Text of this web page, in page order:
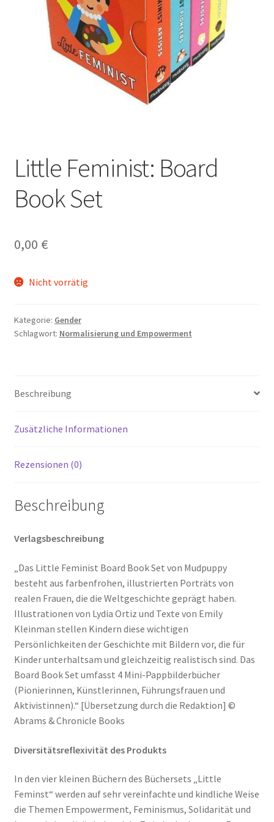
Little Feminist: Board
Book Set
0,00 €
Nicht vorrätig
Kategorie: Gender
Schlagwort: Normalisierung und Empowerment
Beschreibung
Zusätzliche Informationen
Rezensionen (0)
Beschreibung
Verlagsbeschreibung
„Das Little Feminist Board Book Set von Mudpuppy
besteht aus farbenfrohen, illustrierten Porträts von
realen Frauen, die die Weltgeschichte geprägt haben.
Illustrationen von Lydia Ortiz und Texte von Emily
Kleinman stellen Kindern diese wichtigen
Persönlichkeiten der Geschichte mit Bildern vor, die für
Kinder unterhaltsam und gleichzeitig realistisch sind. Das
Board Book Set umfasst 4 Mini-Pappbilderbücher
(Pionierinnen, Künstlerinnen, Führungsfrauen und
Aktivistinnen).“ [Übersetzung durch die Redaktion] ©
Abrams & Chronicle Books
Diversitätsreflexivität des Produkts
In den vier kleinen Büchern des Büchersets „Little
Feminst“ werden auf sehr vereinfachte und kindliche Weise
die Themen Empowerment, Feminismus, Solidarität und